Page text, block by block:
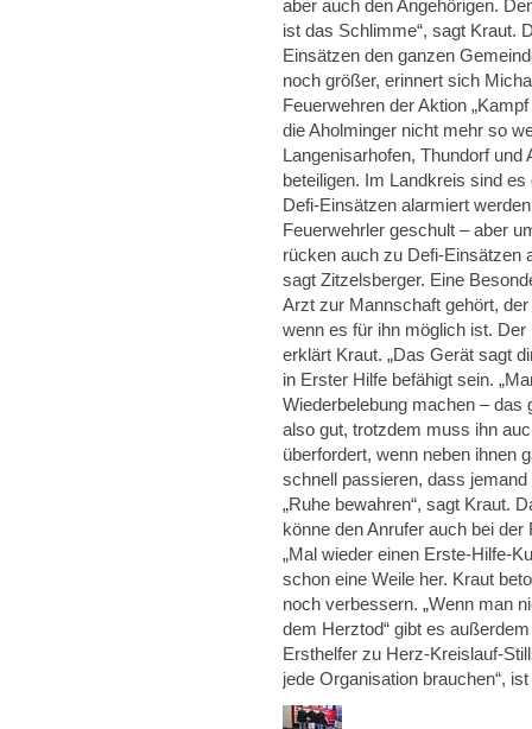
aber auch den Angehörigen.
ist das Schlimme“, sagt Kraut.
Einsätzen den ganzen
noch größer, erinnert sich
Feuerwehren der Aktion
die Aholminger nicht mehr so
Langenisarhofen, Thundorf
beteiligen. Im Landkreis sind
Defi-Einsätzen alarmiert
Feuerwehrler geschult – aber
rücken auch zu Defi-Einsätzen
sagt Zitzelsberger. Eine
Arzt zur Mannschaft gehört,
wenn es für ihn möglich ist.
erklärt Kraut. „Das Gerät sagt
in Erster Hilfe befähigt sein.
Wiederbelebung machen – das
also gut, trotzdem muss ihn
überfordert, wenn neben ihnen
schnell passieren, dass
„Ruhe bewahren“, sagt Kraut.
könne den Anrufer auch bei
„Mal wieder einen Erste-Hilfe-
schon eine Weile her. Kraut
noch verbessern. „Wenn man
dem Herztod“ gibt es
Ersthelfer zu Herz-Kreislauf-
jede Organisation brauchen“,